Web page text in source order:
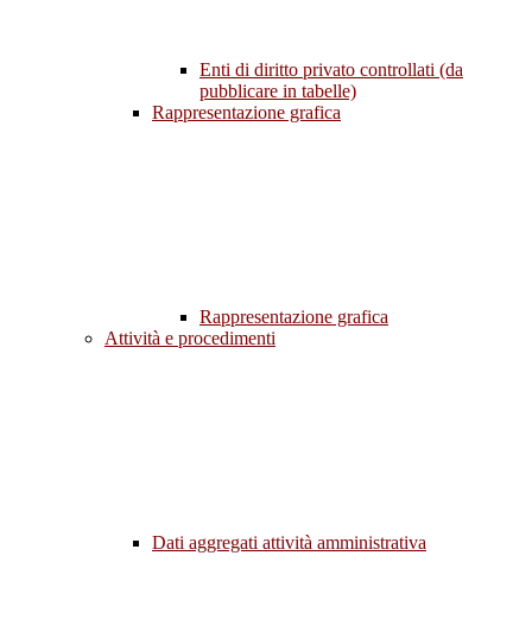
Enti di diritto privato controllati (da
pubblicare in tabelle)
Rappresentazione grafica
Rappresentazione grafica
Attività e procedimenti
Dati aggregati attività amministrativa